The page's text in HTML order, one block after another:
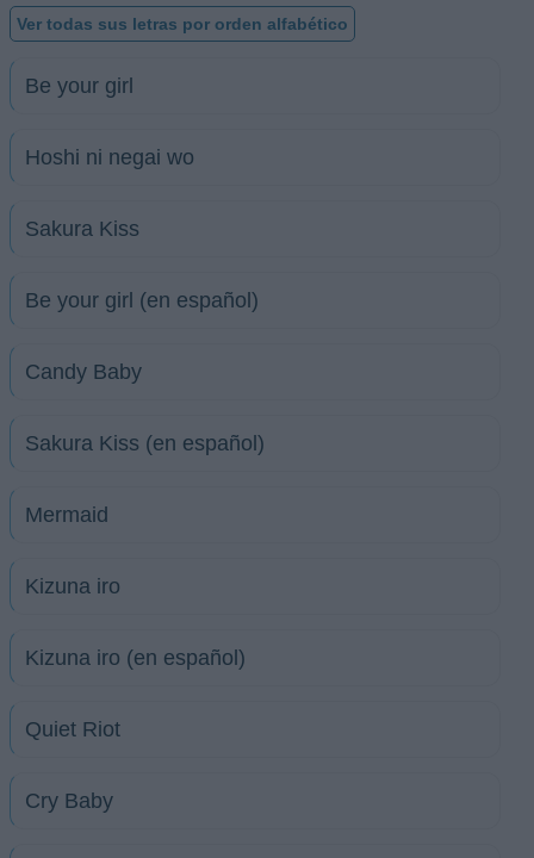
Ver todas sus letras por orden alfabético
Be your girl
Hoshi ni negai wo
Sakura Kiss
Be your girl (en español)
Candy Baby
Sakura Kiss (en español)
Mermaid
Kizuna iro
Kizuna iro (en español)
Quiet Riot
Cry Baby